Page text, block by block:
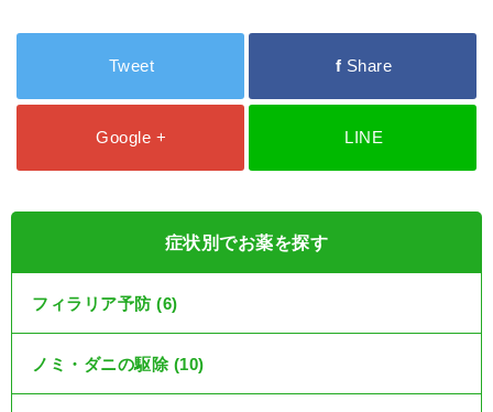
Tweet f Share
Google + LINE
症状別でお薬を探す
フィラリア予防 (6)
ノミ・ダニの駆除 (10)